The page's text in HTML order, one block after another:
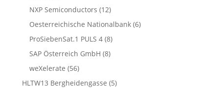
NXP Semiconductors (12)
Oesterreichische Nationalbank(6)
ProSiebenSat.1 PULS 4(8)
SAP Österreich GmbH (8)
weXelerate (56)
HLTW13 Bergheidengasse (5)